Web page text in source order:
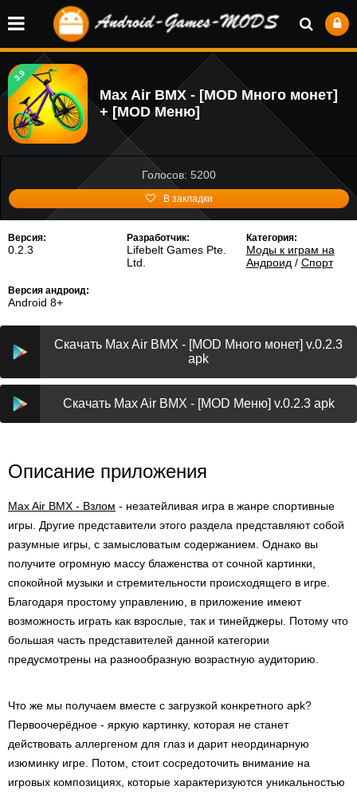
3.9
Max Air BMX - [MOD Много монет]
+ [MOD Меню]
Голосов: 5200
В закладки
Версия:
0.2.3
Разработчик:
Lifebelt Games Pte.
Ltd.
Категория:
Моды к играм на
Андроид / Спорт
Версия андроид:
Android 8+
Скачать Max Air BMX - [MOD Много монет] v.0.2.3
apk
Скачать Max Air BMX - [MOD Меню] v.0.2.3 apk
Описание приложения
Max Air BMX - Взлом - незатейливая игра в жанре спортивные
игры. Другие представители этого раздела представляют собой
разумные игры, с замысловатым содержанием. Однако вы
получите огромную массу блаженства от сочной картинки,
спокойной музыки и стремительности происходящего в игре.
Благодаря простому управлению, в приложение имеют
возможность играть как взрослые, так и тинейджеры. Потому что
большая часть представителей данной категории
предусмотрены на разнообразную возрастную аудиторию.
Что же мы получаем вместе с загрузкой конкретного apk?
Первоочерёдное - яркую картинку, которая не станет
действовать аллергеном для глаз и дарит неординарную
изюминку игре. Потом, стоит сосредоточить внимание на
игровых композициях, которые характеризуются уникальностью